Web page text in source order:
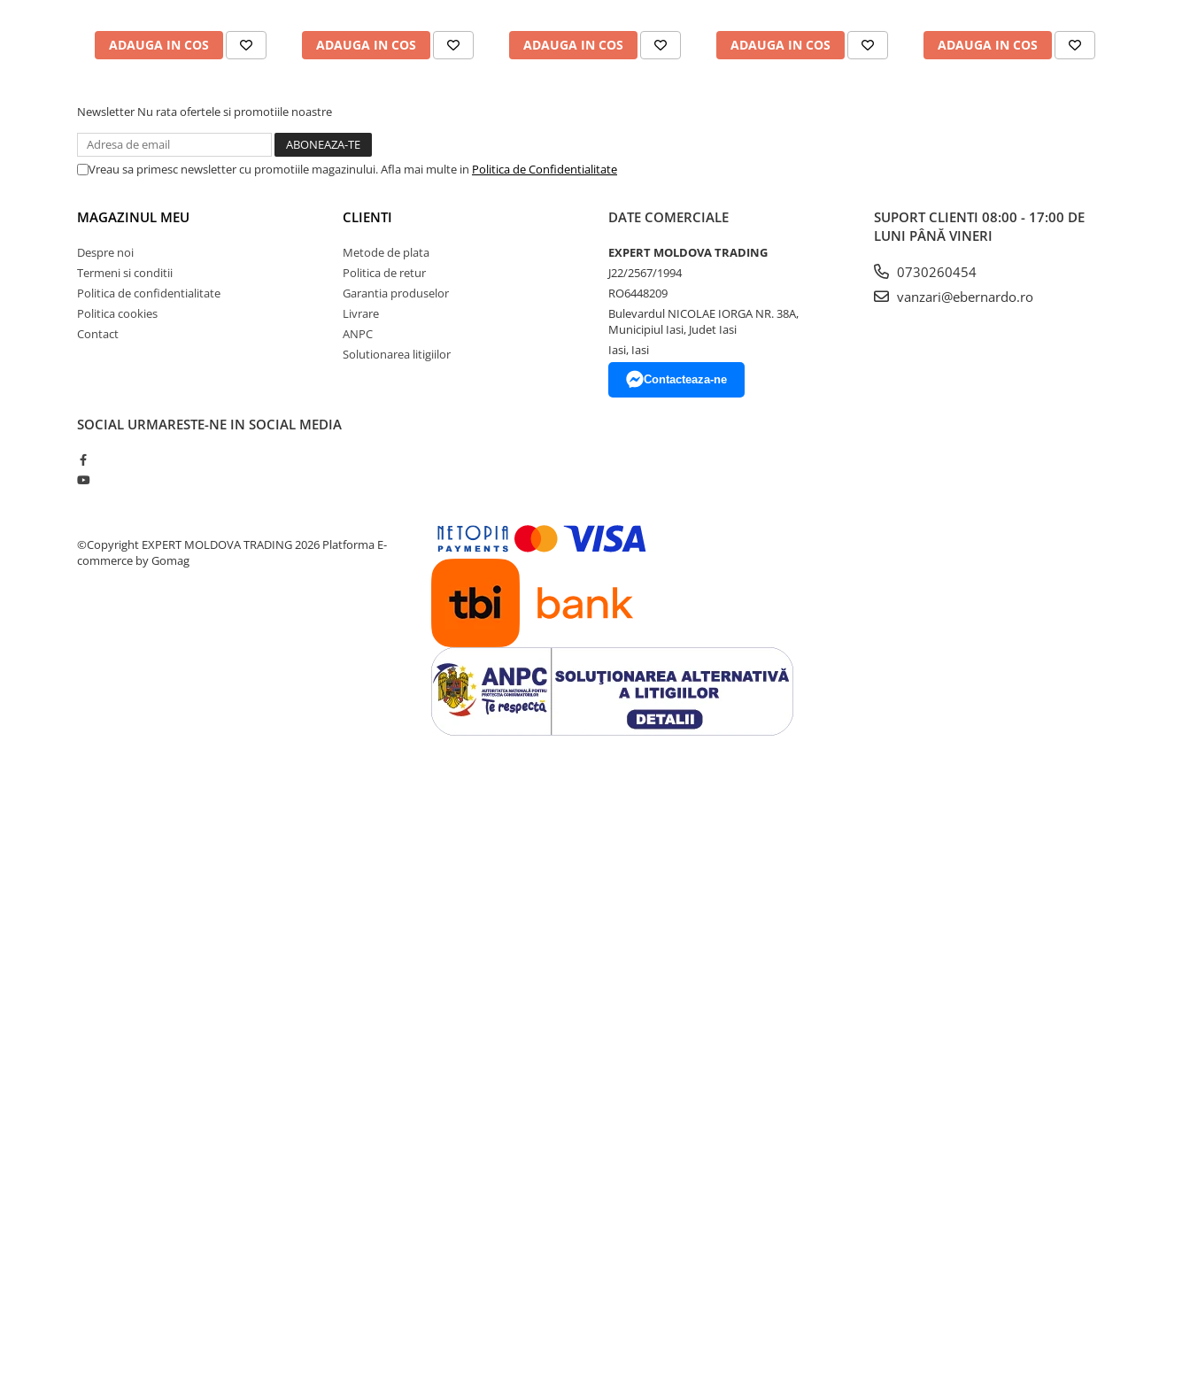
Falci pentru 3 bacuri PS3/ PO3
Falci pentru 4 bacuri PS4/ PO4
Mandrine independente
Mandrină cu 3 fălci din fontă
Mandrină cu 4 fălci din fontă
Seturi de unelte pentru strungarie
Standuri pentru strunguri
Instrumente de prindere
Dispozitive de prindere pentru
Papusa mobila / con de centrare
Bloc ecartament, masurare și
ADAUGA IN COS ADAUGA IN COS ADAUGA IN COS ADAUGA IN COS ADAUGA IN COS
Newsletter Nu rata ofertele si promotiile noastre
Vreau sa primesc newsletter cu promotiile magazinului. Afla mai multe in Politica de Confidentialitate
MAGAZINUL MEU
Despre noi
Termeni si conditii
Politica de confidentialitate
Politica cookies
Contact
CLIENTI
Metode de plata
Politica de retur
Garantia produselor
Livrare
ANPC
Solutionarea litigiilor
DATE COMERCIALE
EXPERT MOLDOVA TRADING
J22/2567/1994
RO6448209
Bulevardul NICOLAE IORGA NR. 38A,
Municipiul Iasi, Judet Iasi
Iasi, Iasi
Contacteaza-ne
SUPORT CLIENTI 08:00 - 17:00 DE
LUNI PÂNĂ VINERI
0730260454
vanzari@ebernardo.ro
SOCIAL URMARESTE-NE IN SOCIAL MEDIA
©Copyright EXPERT MOLDOVA TRADING 2026 Platforma E-
commerce by Gomag